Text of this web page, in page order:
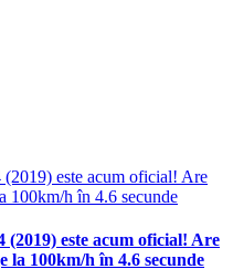
este acum oficial! Are
la 100km/h în 4.6 secunde